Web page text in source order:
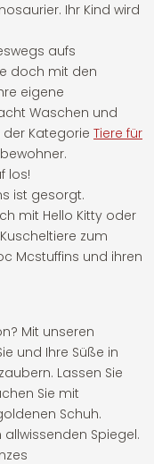
Ihr Kind wird
aufs
doch mit den
eigene
Waschen und
Kategorie Tiere für
los!
ist gesorgt.
mit Hello Kitty oder
zum
Mcstuffins und ihren
Mit unseren
und Ihre Süße in
Lassen Sie
Sie mit
Schuh.
Spiegel.